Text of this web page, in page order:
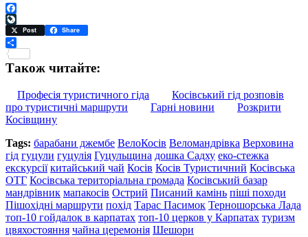
Facebook
LiveJournal
Post Share
Також читайте:
Професія туристичного гіда
Косівський гід розповів
про туристичні маршрути
Гарні новини
Розкрити
Косівщину
Tags: барабани джембе ВелоКосів Веломандрівка Верховина
гід гуцули гуцулія Гуцульщина дошка Садху еко-стежка
екскурсії китайський чай Косів Косів Туристичний Косівська
ОТГ Косівська територіальна громада Косівський базар
мандрівник мапакосів Острий Писаний камінь піші походи
Пішохідні маршрути похід Тарас Пасимок Терношорська Лада
топ-10 гойдалок в карпатах топ-10 церков у Карпатах туризм
цвяхостояння чайна церемонія Шешори